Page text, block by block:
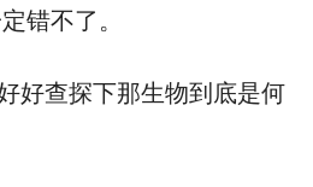
错不了。
查探下那生物到底是何